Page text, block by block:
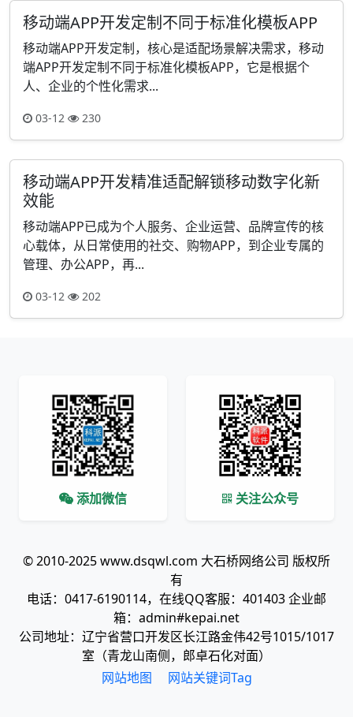
移动端APP开发定制不同于标准化模板APP
移动端APP开发定制，核心是适配场景解决需求，移动
端APP开发定制不同于标准化模板APP，它是根据个
人、企业的个性化需求...
03-12 230
移动端APP开发精准适配解锁移动数字化新
效能
移动端APP已成为个人服务、企业运营、品牌宣传的核
心载体，从日常使用的社交、购物APP，到企业专属的
管理、办公APP，再...
03-12 202
添加微信 关注公众号
© 2010-2025 www.dsqwl.com 大石桥网络公司 版权所
有
电话：0417-6190114，在线QQ客服：401403 企业邮
箱：admin#kepai.net
公司地址：辽宁省营口开发区长江路金伟42号1015/1017
室（青龙山南侧，郎卓石化对面）
网站地图
网站关键词Tag